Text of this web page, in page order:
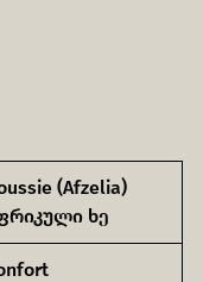
(Afzelia)
ხე